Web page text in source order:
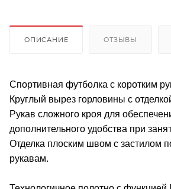
ОПИСАНИЕ ОТЗЫВЫ
Спортивная футболка с коротким
Круглый вырез горловины с
Рукав сложного кроя для
дополнительного удобства при
Отделка плоским швом с застилом
рукавам.